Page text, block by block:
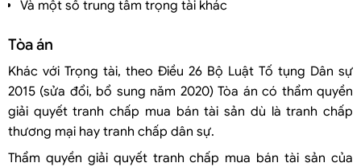
Và một số trung tâm trọng tài khác
Tòa án
Khác với Trọng tài, theo Điều 26 Bộ Luật Tố tụng Dân sự
2015 (sửa đổi, bổ sung năm 2020) Tòa án có thẩm quyền
giải quyết tranh chấp mua bán tài sản dù là tranh chấp
thương mại hay tranh chấp dân sự.
Thẩm quyền giải quyết tranh chấp mua bán tài sản của